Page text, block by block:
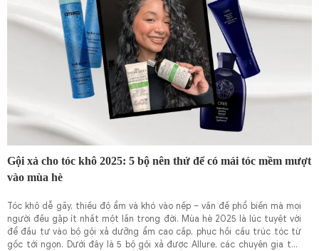
Gội xả cho tóc khô 2025: 5 bộ nên thử để có mái tóc mềm mượt
vào mùa hè
Tóc khô dễ gãy, thiếu độ ẩm và khó vào nếp – vấn đề phổ biến mà mọi
người đều gặp ít nhất một lần trong đời. Mùa hè 2025 là lúc tuyệt vời
để đầu tư vào bộ gội xả dưỡng ẩm cao cấp, phục hồi cấu trúc tóc từ
gốc tới ngọn. Dưới đây là 5 bộ gội xả được Allure, các chuyên gia tạo